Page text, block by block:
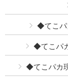
◆てこパ
◆てこパ
◆てこパカ